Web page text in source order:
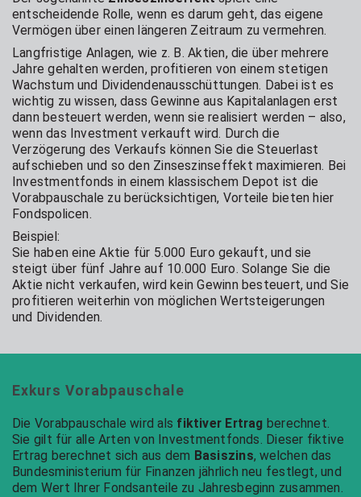
entscheidende Rolle, wenn es darum geht, das eigene
Vermögen über einen längeren Zeitraum zu vermehren.
Langfristige Anlagen, wie z. B. Aktien, die über mehrere
Jahre gehalten werden, profitieren von einem stetigen
Wachstum und Dividendenausschüttungen. Dabei ist es
wichtig zu wissen, dass Gewinne aus Kapitalanlagen erst
dann besteuert werden, wenn sie realisiert werden – also,
wenn das Investment verkauft wird. Durch die
Verzögerung des Verkaufs können Sie die Steuerlast
aufschieben und so den Zinseszinseffekt maximieren. Bei
Investmentfonds in einem klassischem Depot ist die
Vorabpauschale zu berücksichtigen, Vorteile bieten hier
Fondspolicen.
Beispiel:
Sie haben eine Aktie für 5.000 Euro gekauft, und sie
steigt über fünf Jahre auf 10.000 Euro. Solange Sie die
Aktie nicht verkaufen, wird kein Gewinn besteuert, und Sie
profitieren weiterhin von möglichen Wertsteigerungen
und Dividenden.
Exkurs Vorabpauschale
Die Vorabpauschale wird als fiktiver Ertrag berechnet.
Sie gilt für alle Arten von Investmentfonds. Dieser fiktive
Ertrag berechnet sich aus dem Basiszins, welchen das
Bundesministerium für Finanzen jährlich neu festlegt, und
dem Wert Ihrer Fondsanteile zu Jahresbeginn zusammen.